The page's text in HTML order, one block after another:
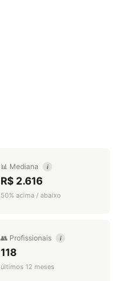
📊 Mediana i
R$ 2.616
50% acima / abaixo
👥 Profissionais i
118
últimos 12 meses